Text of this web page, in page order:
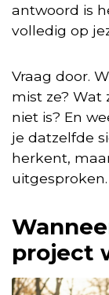
antwoord is
volledig op
Vraag door.
mist ze? Wat
niet is? En
je datzelfde
herkent,
uitgesproken.
project